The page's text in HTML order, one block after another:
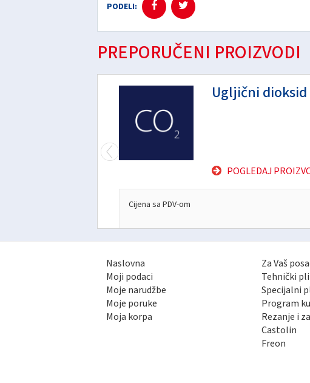
PODELI:
PREPORUČENI PROIZVODI
Ugljični
POGLEDAJ
Cijena sa PDV-om
Naslovna
Moji podaci
Moje narudžbe
Moje poruke
Moja korpa
Za Vaš
Tehnički
Specijalni
Program
Rezanje i
Castolin
Freon